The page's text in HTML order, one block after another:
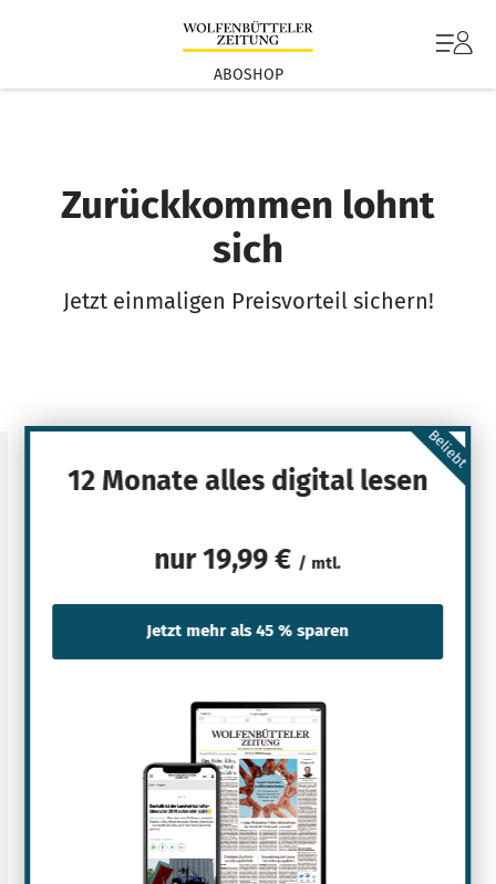
ABOSHOP
Zurückkommen lohnt
sich
Jetzt einmaligen Preisvorteil sichern!
Beliebt
12 Monate alles digital lesen
nur19,99 € / mtl.